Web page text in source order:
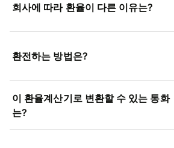
회사에 따라 환율이 다른 이유는?
환전하는 방법은?
이 환율계산기로 변환할 수 있는 통화
는?